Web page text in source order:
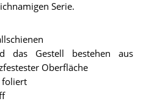
Serie.
das Gestell bestehen aus
Oberfläche
foliert